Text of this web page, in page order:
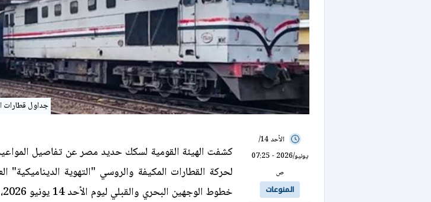
جداول قطارات
الأحد 14/
يونيو/2026 - 07:25
ص
المنوعات
كشفت الهيئة القومية لسكك حديد مصر عن تفاصيل
لحركة القطارات المكيفة والروسي "التهوية الديناميكية"